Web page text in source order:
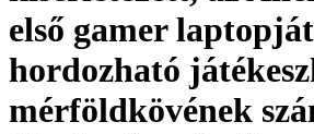
első gamer
hordozható
mérföldkövének